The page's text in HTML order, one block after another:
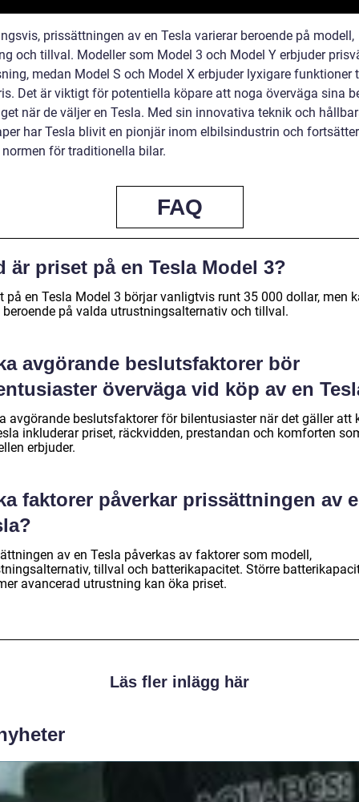
prissättningen av en Tesla varierar beroende på modell,
och tillval. Modeller som Model 3 och Model Y erbjuder
medan Model S och Model X erbjuder lyxigare funktioner
Det är viktigt för potentiella köpare att noga överväga sina
när de väljer en Tesla. Med sin innovativa teknik och
har Tesla blivit en pionjär inom elbilsindustrin och
för traditionella bilar.
FAQ
är priset på en Tesla Model 3?
på en Tesla Model 3 börjar vanligtvis runt 35 000 dollar, men
på valda utrustningsalternativ och tillval.
avgörande beslutsfaktorer bör
överväga vid köp av en
avgörande beslutsfaktorer för bilentusiaster när det gäller att
inkluderar priset, räckvidden, prestandan och komforten
erbjuder.
faktorer påverkar prissättningen av
av en Tesla påverkas av faktorer som modell,
tillval och batterikapacitet. Större
avancerad utrustning kan öka priset.
Läs fler inlägg här